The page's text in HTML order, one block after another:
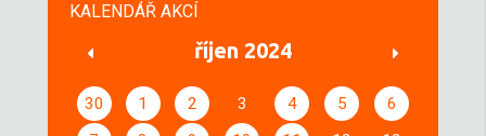
KALENDÁŘ AKCÍ
říjen 2024
30 1 2 3 4 5
6